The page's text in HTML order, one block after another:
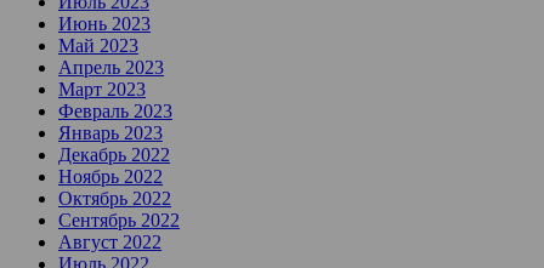
Июнь 2023
Май 2023
Апрель 2023
Март 2023
Февраль 2023
Январь 2023
Декабрь 2022
Ноябрь 2022
Октябрь 2022
Сентябрь 2022
Август 2022
Июль 2022